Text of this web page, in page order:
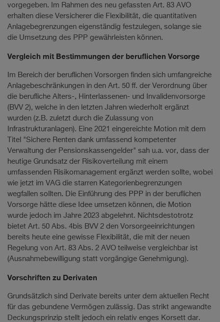
vorgegeben. Im Rahmen des neu gefassten Art. 83 AVO
erhalten diese Versicherer die Flexibilität, die quantitativen
Anlagebegrenzungen eigenständig festzulegen, solange sie
die Umsetzung des PPP gewährleisten können.
Vergleich mit Bestimmungen der beruflichen Vorsorge
Im Bereich der beruflichen Vorsorgen finden sich umfangreiche
Anlagebeschränkungen in den Art. 50 ff. der Verordnung über
die berufliche Alters-, Hinterlassenen- und Invalidenvorsorge
(BVV 2), welche in den letzten Jahren wiederholt ergänzt
wurden (z.B. zuletzt durch die Zulassung von
Infrastrukturanlagen). Eine 2021 eingereichte Motion mit dem
Titel "Sichere Renten dank umfassend kompetenter
Verwaltung der Pensionskassengelder" sah u.a. vor, dass der
heutige Grundsatz der Risikoverteilung mit einem
umfassenden Risikomanagement ergänzt werden sollte, wobei
wie jetzt im VAG die starren Kategorienbegrenzungen
wegfallen sollten. Die Einführung des PPP in der beruflichen
Vorsorge hätte diese Idee umsetzen können, die Motion
wurde jedoch im Jahre 2023 abgelehnt. Nichtsdestotrotz
bietet Art. 50 Abs. 4bis BVV 2 den Vorsorgeeinrichtungen
bereits heute eine gewisse Flexibilität, die mit der neuen
Regelung von Art. 83 Abs. 2 AVO teilweise vergleichbar ist
(Ausnahmebewilligung statt vorgängige Genehmigung).
Vorschriften zu Derivaten
Grundsätzlich sind Derivate bereits unter dem aktuellen Recht
für das gebundene Vermögen zulässig. Das strikt angewandte
Deckungsprinzip stellt jedoch ein relativ enges Korsett dar.